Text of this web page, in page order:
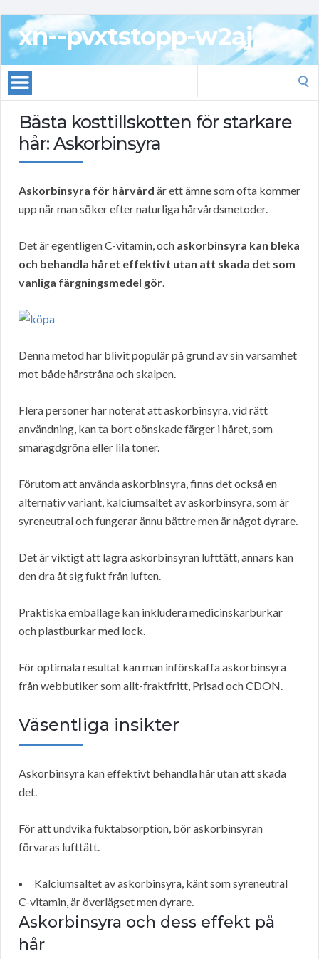
xn--pvxtstopp-w2aj
Bästa kosttillskotten för starkare
hår: Askorbinsyra
Askorbinsyra för hårvård är ett ämne som ofta kommer
upp när man söker efter naturliga hårvårdsmetoder.
Det är egentligen C-vitamin, och askorbinsyra kan bleka
och behandla håret effektivt utan att skada det som
vanliga färgningsmedel gör.
Denna metod har blivit populär på grund av sin varsamhet
mot både hårstråna och skalpen.
Flera personer har noterat att askorbinsyra, vid rätt
användning, kan ta bort oönskade färger i håret, som
smaragdgröna eller lila toner.
Förutom att använda askorbinsyra, finns det också en
alternativ variant, kalciumsaltet av askorbinsyra, som är
syreneutral och fungerar ännu bättre men är något dyrare.
Det är viktigt att lagra askorbinsyran lufttätt, annars kan
den dra åt sig fukt från luften.
Praktiska emballage kan inkludera medicinskarburkar
och plastburkar med lock.
För optimala resultat kan man införskaffa askorbinsyra
från webbutiker som allt-fraktfritt, Prisad och CDON.
Väsentliga insikter
Askorbinsyra kan effektivt behandla hår utan att skada
det.
För att undvika fuktabsorption, bör askorbinsyran
förvaras lufttätt.
Kalciumsaltet av askorbinsyra, känt som syreneutral
C-vitamin, är överlägset men dyrare.
Askorbinsyra och dess effekt på
hår